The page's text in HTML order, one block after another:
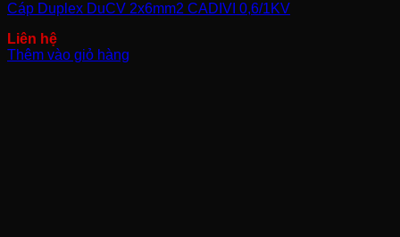
Cáp Duplex DuCV 2x6mm2 CADIVI 0,6/1KV
Thêm vào giỏ hàng